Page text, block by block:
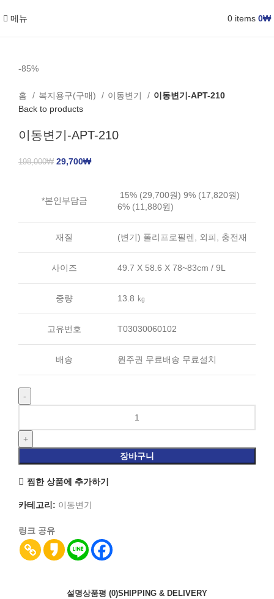
메뉴 0 items 0₩
-85%
홈 복지용구(구매) 이동변기
이동변기-APT-210
Back to products
이동변기-APT-210
198,000₩ 29,700₩
*본인부담금
15% (29,700원) 9% (17,820원)
6% (11,880원)
재질 (변기) 폴리프로필렌, 외피, 충전재
사이즈 49.7 X 58.6 X 78~83cm / 9L
중량 13.8 ㎏
고유번호 T03030060102
배송 원주권 무료배송 무료설치
장바구니
찜한 상품에 추가하기
카테고리: 이동변기
링크 공유
설명상품평 (0)SHIPPING & DELIVERY